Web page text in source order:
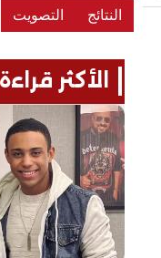
الأكثر قراءة